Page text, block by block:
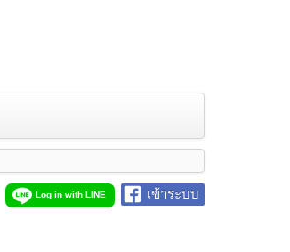
เข้าระบบ
Log in with LINE